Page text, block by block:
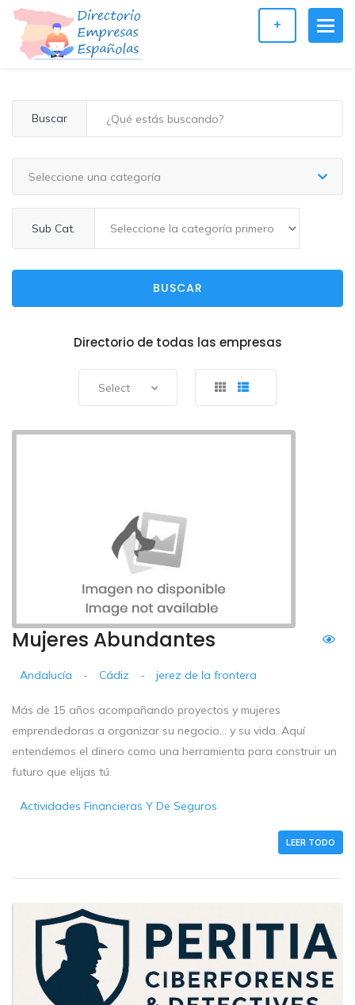
+
Buscar
Seleccione una categoría
Sub Cat.
BUSCAR
Directorio de todas las empresas
Select
Mujeres Abundantes
Andalucía - Cádiz - jerez de la frontera
Más de 15 años acompañando proyectos y mujeres
emprendedoras a organizar su negocio… y su vida. Aquí
entendemos el dinero como una herramienta para construir un
futuro que elijas tú.
Actividades Financieras Y De Seguros
LEER TODO